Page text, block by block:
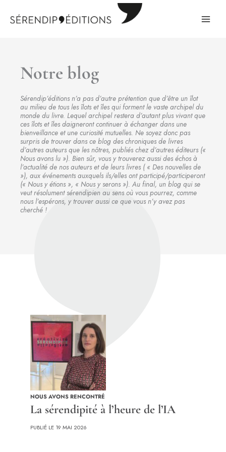
Notre blog
Sérendip’éditions n’a pas d’autre prétention que d’être un îlot
au milieu de tous les îlots et îles qui forment le vaste archipel du
monde du livre. Lequel archipel restera d’autant plus vivant que
ces îlots et îles daigneront continuer à échanger dans une
bienveillance et une curiosité mutuelles. Ne soyez donc pas
surpris de trouver dans ce blog des chroniques de livres
d’autres auteurs que les nôtres, publiés chez d’autres éditeurs («
Nous avons lu »). Bien sûr, vous y trouverez aussi des échos à
l’actualité de nos auteurs et de leurs livres ( « Des nouvelles de
»), aux événements auxquels ils/elles ont participé/participeront
(« Nous y étions », « Nous y serons »). Au final, un blog qui se
veut résolument sérendipien au sens où vous pourrez, comme
nous l’espérons, y trouver aussi ce que vous n’y avez pas
cherché !
NOUS AVONS RENCONTRÉ
La sérendipité à l’heure de l’IA
PUBLIÉ LE 19 MAI 2026